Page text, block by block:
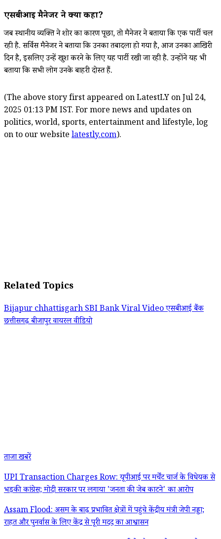
एसबीआई मैनेजर ने क्या कहा?
जब स्थानीय व्यक्ति ने शोर का कारण पूछा, तो मैनेजर ने बताया कि एक पार्टी चल
रही है. सर्विस मैनेजर ने बताया कि उनका तबादला हो गया है, आज उनका आखिरी
दिन है, इसलिए उन्हें खुश करने के लिए यह पार्टी रखी जा रही है. उन्होंने यह भी
बताया कि सभी लोग उनके बाहरी दोस्त हैं.
(The above story first appeared on LatestLY on Jul 24,
2025 01:13 PM IST. For more news and updates on
politics, world, sports, entertainment and lifestyle, log
on to our website latestly.com).
Related Topics
BijapurchhattisgarhSBI BankViral Videoएसबीआई बैंक
छत्तीसगढ़बीजापुरवायरल वीडियो
ताजा खबरें
UPI Transaction Charges Row: यूपीआई पर मर्चेंट चार्ज के विधेयक से
भड़की कांग्रेस; मोदी सरकार पर लगाया 'जनता की जेब काटने' का आरोप
Assam Flood: असम के बाढ़ प्रभावित क्षेत्रों में पहुंचे केंद्रीय मंत्री जेपी नड्डा;
राहत और पुनर्वास के लिए केंद्र से पूरी मदद का आश्वासन